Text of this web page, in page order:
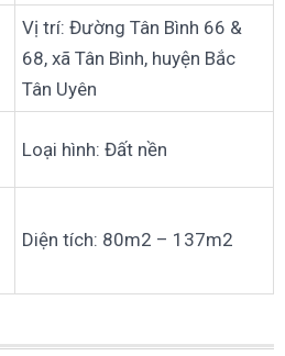
Vị trí: Đường Tân Bình 66 &
68, xã Tân Bình, huyện Bắc
Tân Uyên
Loại hình: Đất nền
Diện tích: 80m2 – 137m2